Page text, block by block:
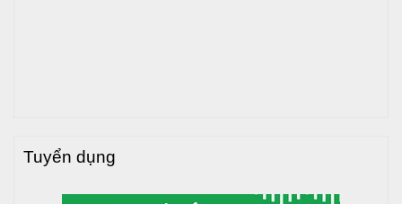
Tuyển dụng